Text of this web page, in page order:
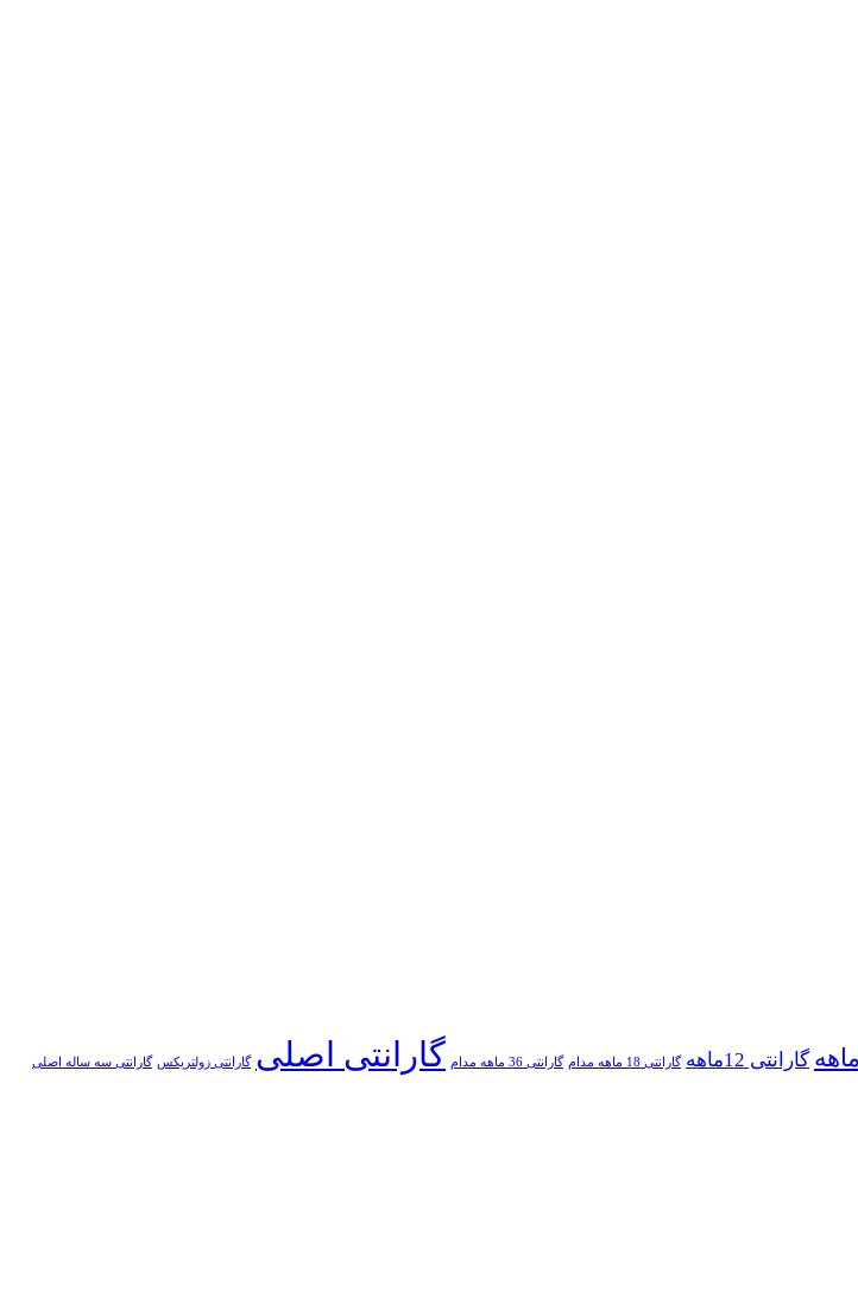
گارانتی 12ماهه گارانتی 18 ماهه مدام گارانتی 36 ماهه مدام گارانتی اصلی گارانتی زولتریکس گارانتی سه ساله اصلی